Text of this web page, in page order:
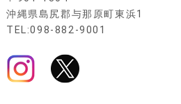
沖縄県島尻郡与那原町東浜1
TEL:098-882-9001